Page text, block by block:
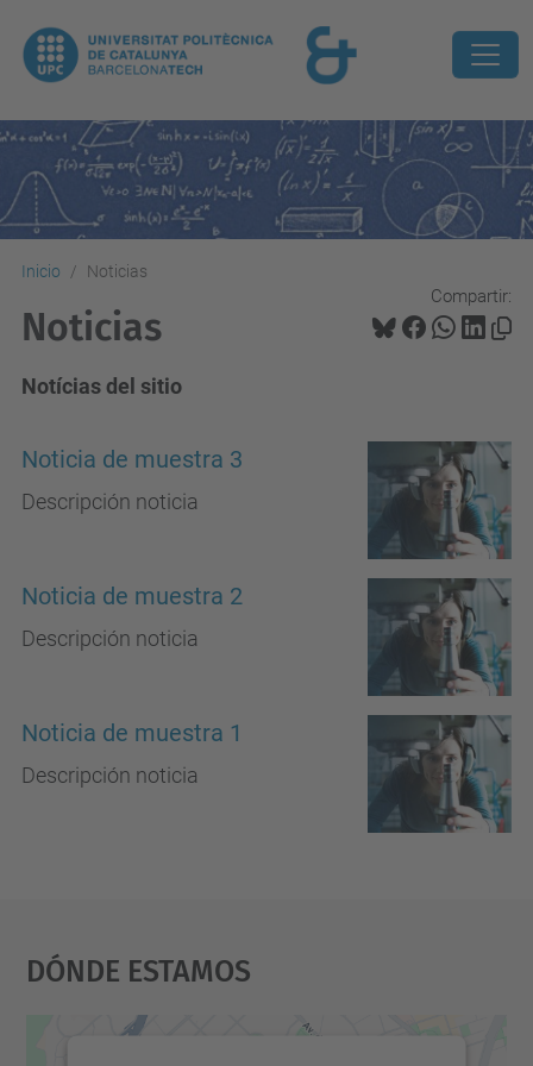
Inicio Noticias
Compartir:
Noticias
Notícias del sitio
Noticia de muestra 3
Descripción noticia
Noticia de muestra 2
Descripción noticia
Noticia de muestra 1
Descripción noticia
Dónde Estamos